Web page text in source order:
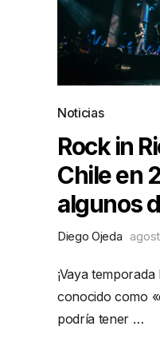
Noticias
Rock in
Chile en
algunos
Diego Ojeda
¡Vaya
conocido como
podría tener …